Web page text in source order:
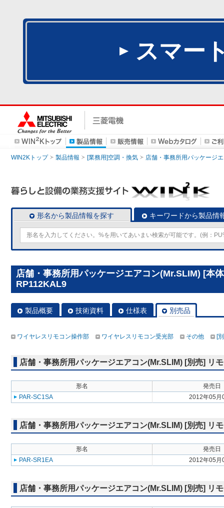
スマー
WIN2Kトップ 製品情報 [業務用]空調・換気 店舗・事務所用パッケージ
形名から製品情報を探す キーワードから製品情
店舗・事務所用パッケージエアコン(Mr.SLIM) [本
RP112KAL9
製品概要 技術資料 仕様表 別売品
ワイヤレスリモコン操作部 ワイヤレスリモコン受光部 その他 [
店舗・事務所用パッケージエアコン(Mr.SLIM) [別売] リ
形名
発売日
PAR-SC1SA
2012年05月
店舗・事務所用パッケージエアコン(Mr.SLIM) [別売] リ
形名
発売日
PAR-SR1EA
2012年05月
店舗・事務所用パッケージエアコン(Mr.SLIM) [別売] リ